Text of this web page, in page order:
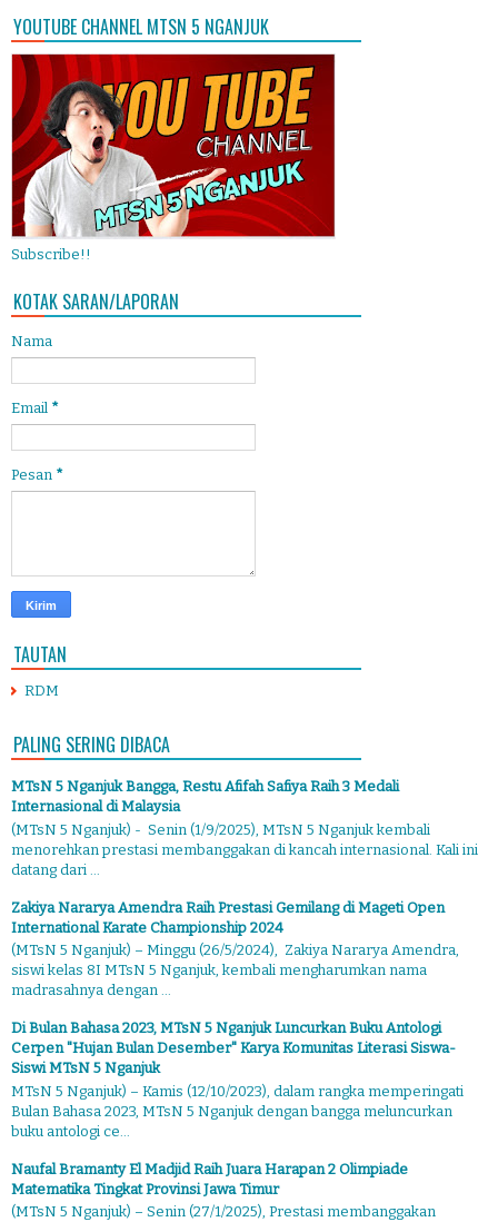
YOUTUBE CHANNEL MTSN 5 NGANJUK
Subscribe!!
KOTAK SARAN/LAPORAN
Nama
Email *
Pesan *
TAUTAN
RDM
PALING SERING DIBACA
MTsN 5 Nganjuk Bangga, Restu Afifah Safiya Raih 3 Medali
Internasional di Malaysia
(MTsN 5 Nganjuk) - Senin (1/9/2025), MTsN 5 Nganjuk kembali
menorehkan prestasi membanggakan di kancah internasional. Kali ini
datang dari ...
Zakiya Nararya Amendra Raih Prestasi Gemilang di Mageti Open
International Karate Championship 2024
(MTsN 5 Nganjuk) – Minggu (26/5/2024), Zakiya Nararya Amendra,
siswi kelas 8I MTsN 5 Nganjuk, kembali mengharumkan nama
madrasahnya dengan ...
Di Bulan Bahasa 2023, MTsN 5 Nganjuk Luncurkan Buku Antologi
Cerpen "Hujan Bulan Desember" Karya Komunitas Literasi Siswa-
Siswi MTsN 5 Nganjuk
MTsN 5 Nganjuk) – Kamis (12/10/2023), dalam rangka memperingati
Bulan Bahasa 2023, MTsN 5 Nganjuk dengan bangga meluncurkan
buku antologi ce...
Naufal Bramanty El Madjid Raih Juara Harapan 2 Olimpiade
Matematika Tingkat Provinsi Jawa Timur
(MTsN 5 Nganjuk) – Senin (27/1/2025), Prestasi membanggakan